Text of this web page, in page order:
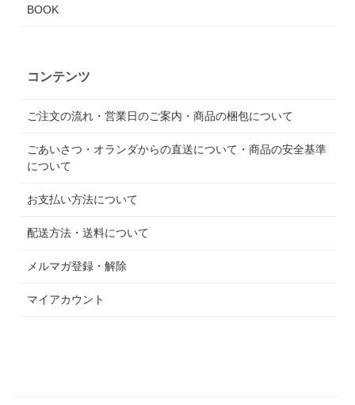
BOOK
コンテンツ
ご注文の流れ・営業日のご案内・商品の梱包について
ごあいさつ・オランダからの直送について・商品の安全基準
について
お支払い方法について
配送方法・送料について
メルマガ登録・解除
マイアカウント